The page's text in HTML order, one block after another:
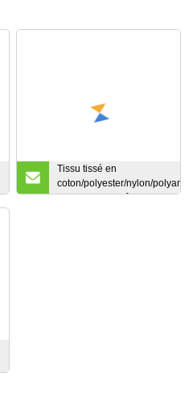
Tissu tissé en
coton/polyester/nylon/
avec peau de pêche pour